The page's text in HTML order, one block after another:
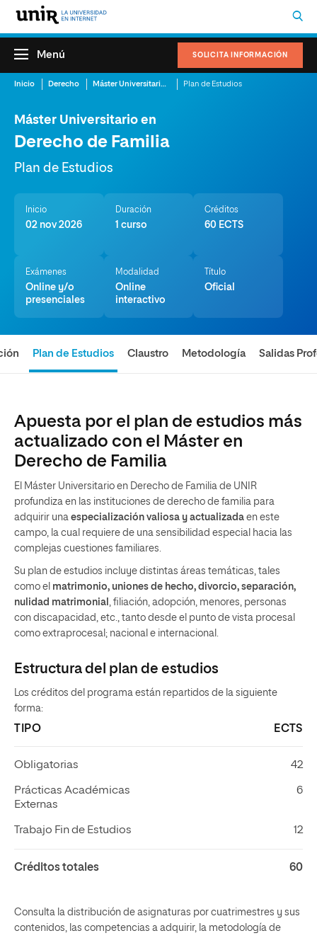
SOLICITA INFORMACIÓN
Menú
Inicio Derecho Máster Universitario en Derecho de Familia Plan de Estudios
Máster Universitario en
Derecho de Familia
Plan de Estudios
Inicio
02 nov 2026
Duración
1 curso
Créditos
60 ECTS
Exámenes
Online y/o
presenciales
Modalidad
Online
interactivo
Título
Oficial
Plan de Estudios Claustro Metodología Salidas
Apuesta por el plan de estudios más
actualizado con el Máster en
Derecho de Familia
El Máster Universitario en Derecho de Familia de UNIR
profundiza en las instituciones de derecho de familia para
adquirir una especialización valiosa y actualizada en este
campo, la cual requiere de una sensibilidad especial hacia las
complejas cuestiones familiares.
Su plan de estudios incluye distintas áreas temáticas, tales
como el matrimonio, uniones de hecho, divorcio, separación,
nulidad matrimonial , filiación, adopción, menores, personas
con discapacidad, etc., tanto desde el punto de vista procesal
como extraprocesal; nacional e internacional.
Estructura del plan de estudios
Los créditos del programa están repartidos de la siguiente
forma:
TIPO ECTS
Obligatorias 42
Prácticas Académicas
Externas
6
Trabajo Fin de Estudios 12
Créditos totales 60
Consulta la distribución de asignaturas por cuatrimestres y sus
contenidos, las competencias a adquirir, la metodología de